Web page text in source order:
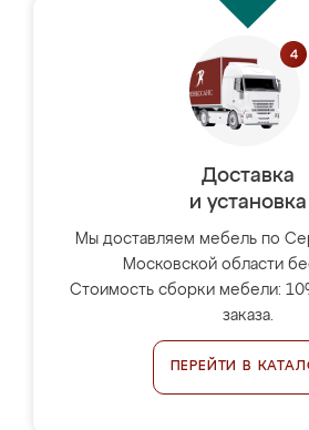
Доставка
и установка
Мы доставляем мебель по
Московской области
Стоимость сборки мебели:
заказа.
ПЕРЕЙТИ В